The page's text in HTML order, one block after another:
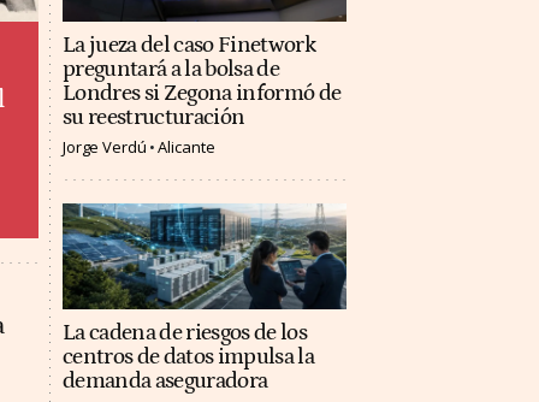
La jueza del caso Finetwork
preguntará a la bolsa de
Londres si Zegona informó de
su reestructuración
Jorge Verdú Alicante
La cadena de riesgos de los
centros de datos impulsa la
demanda aseguradora